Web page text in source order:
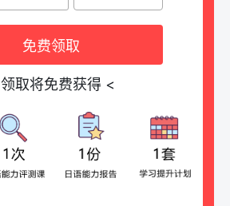
免费领取
领取将免费获得 <